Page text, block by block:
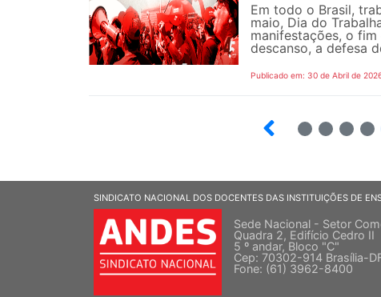
Em todo o Brasil,
maio, Dia do
manifestações, o
descanso, a defesa
Publicado em: 30 de Abril de
SINDICATO NACIONAL DOS DOCENTES DAS INSTITUIÇÕES DE
Sede Nacional - Setor
Quadra 2, Edifício Cedro II
5 º andar, Bloco "C"
Cep: 70302-914 Brasília-
Fone: (61) 3962-8400